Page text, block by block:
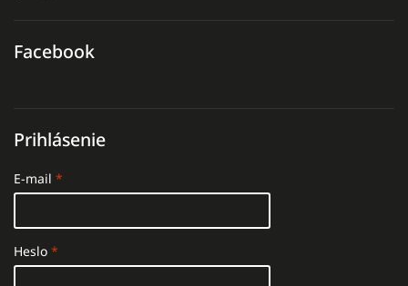
Facebook
Prihlásenie
E-mail
Heslo